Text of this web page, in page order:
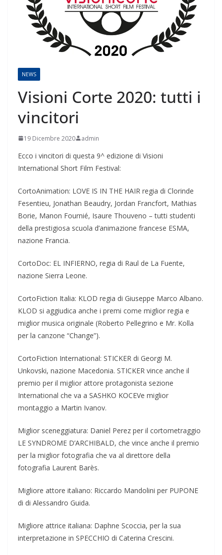
NEWS
Visioni Corte 2020: tutti i
vincitori
19 Dicembre 2020 admin
Ecco i vincitori di questa 9^ edizione di Visioni
International Short Film Festival:
CortoAnimation: LOVE IS IN THE HAIR regia di Clorinde
Fesentieu, Jonathan Beaudry, Jordan Francfort, Mathias
Borie, Manon Fournié, Isaure Thouveno – tutti studenti
della prestigiosa scuola d’animazione francese ESMA,
nazione Francia.
CortoDoc: EL INFIERNO, regia di Raul de La Fuente,
nazione Sierra Leone.
CortoFiction Italia: KLOD regia di Giuseppe Marco Albano.
KLOD si aggiudica anche i premi come miglior regia e
miglior musica originale (Roberto Pellegrino e Mr. Kolla
per la canzone “Change”).
CortoFiction International: STICKER di Georgi M.
Unkovski, nazione Macedonia. STICKER vince anche il
premio per il miglior attore protagonista sezione
International che va a SASHKO KOCEVe miglior
montaggio a Martin Ivanov.
Miglior sceneggiatura: Daniel Perez per il cortometraggio
LE SYNDROME D’ARCHIBALD, che vince anche il premio
per la miglior fotografia che va al direttore della
fotografia Laurent Barès.
Migliore attore italiano: Riccardo Mandolini per PUPONE
di di Alessandro Guida.
Migliore attrice italiana: Daphne Scoccia, per la sua
interpretazione in SPECCHIO di Caterina Crescini.